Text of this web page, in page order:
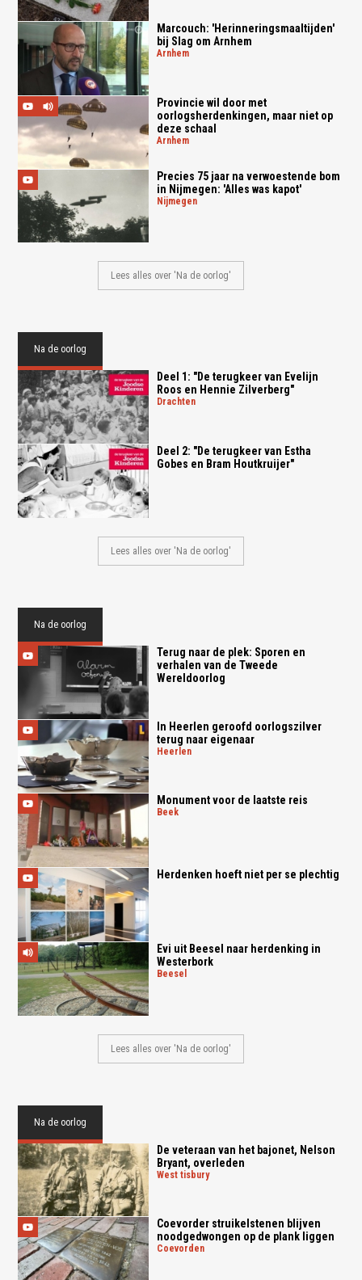
Marcouch: 'Herinneringsmaaltijden'
bij Slag om Arnhem
arnhem
Provincie wil door met
oorlogsherdenkingen, maar niet op
deze schaal
arnhem
Precies 75 jaar na verwoestende bom
in Nijmegen: 'Alles was kapot'
nijmegen
Lees alles over 'Na de oorlog'
Na de oorlog
Deel 1: "De terugkeer van Evelijn
Roos en Hennie Zilverberg"
drachten
Deel 2: "De terugkeer van Estha
Gobes en Bram Houtkruijer"
Lees alles over 'Na de oorlog'
Na de oorlog
Terug naar de plek: Sporen en
verhalen van de Tweede
Wereldoorlog
In Heerlen geroofd oorlogszilver
terug naar eigenaar
heerlen
Monument voor de laatste reis
beek
Herdenken hoeft niet per se plechtig
Evi uit Beesel naar herdenking in
Westerbork
beesel
Lees alles over 'Na de oorlog'
Na de oorlog
De veteraan van het bajonet, Nelson
Bryant, overleden
west tisbury
Coevorder struikelstenen blijven
noodgedwongen op de plank liggen
coevorden